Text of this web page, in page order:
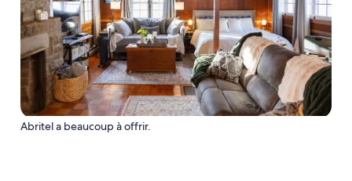
Abritel a beaucoup à offrir.